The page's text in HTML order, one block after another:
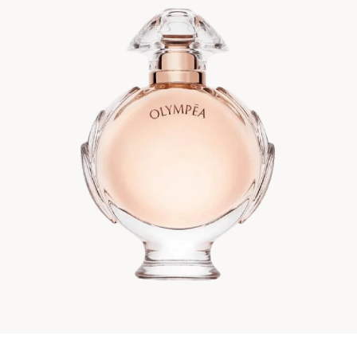
poručite svoj omiljeni parfem danas ali i za